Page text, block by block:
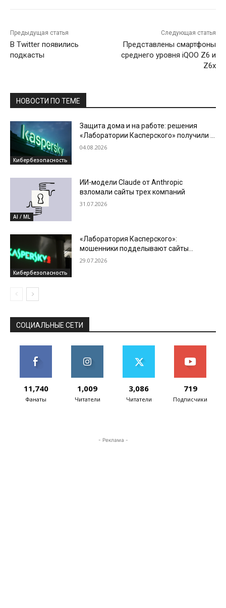
Предыдущая статья
В Twitter появились
подкасты
Следующая статья
Представлены смартфоны
среднего уровня iQOO Z6 и
Z6x
НОВОСТИ ПО ТЕМЕ
Кибербезопасность
Защита дома и на работе: решения
«Лаборатории Касперского» получили в
2026 году четыре годовые награды по
04.08.2026
AI / ML
ИИ-модели Claude от Anthropic
взломали сайты трех компаний
31.07.2026
Кибербезопасность
«Лаборатория Касперского»:
мошенники подделывают сайты
зарубежных операторов связи в сезон
29.07.2026
СОЦИАЛЬНЫЕ СЕТИ
11,740
Фанаты
1,009
Читатели
3,086
Читатели
719
Подписчики
- Реклама -